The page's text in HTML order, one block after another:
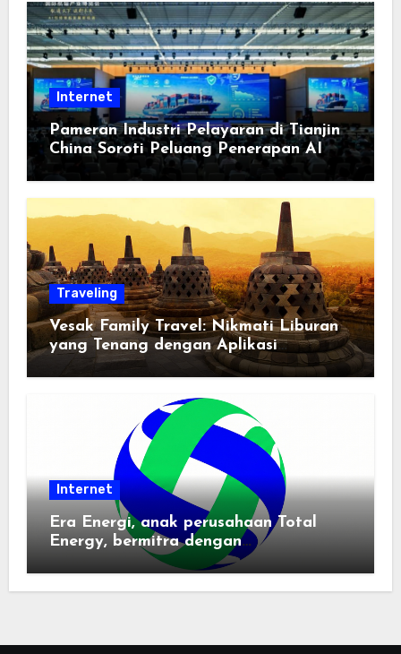
Internet
Pameran Industri Pelayaran di Tianjin
China Soroti Peluang Penerapan AI
Traveling
Vesak Family Travel: Nikmati Liburan
yang Tenang dengan Aplikasi
Pemindai PDF
Internet
Era Energi, anak perusahaan Total
Energy, bermitra dengan
Zhuochuangtong untuk mempercepat